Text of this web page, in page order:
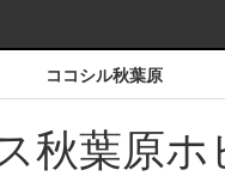
ココシル秋葉原
秋葉原ホ